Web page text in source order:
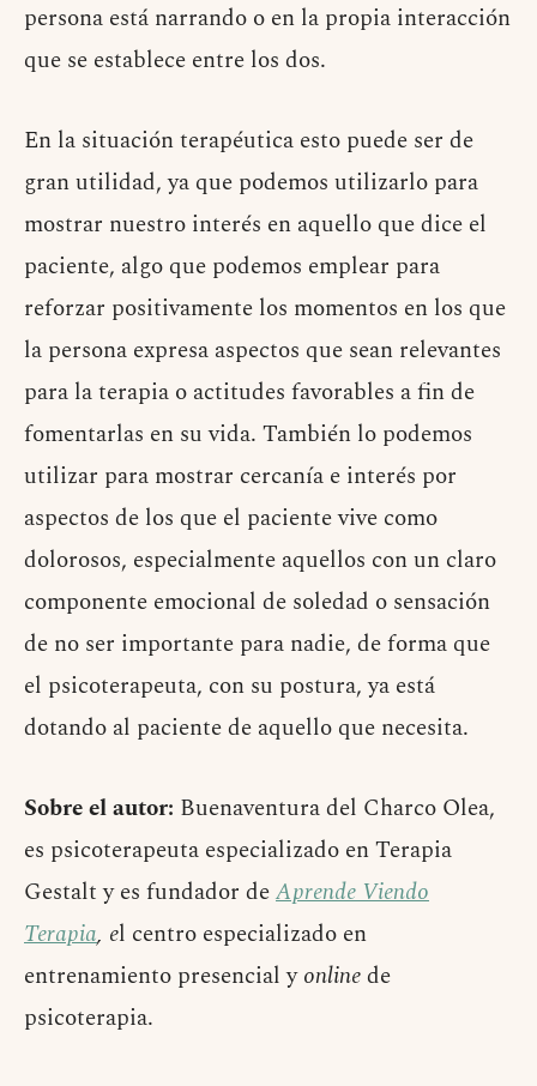
persona está narrando o en la propia interacción
que se establece entre los dos.
En la situación terapéutica esto puede ser de
gran utilidad, ya que podemos utilizarlo para
mostrar nuestro interés en aquello que dice el
paciente, algo que podemos emplear para
reforzar positivamente los momentos en los que
la persona expresa aspectos que sean relevantes
para la terapia o actitudes favorables a fin de
fomentarlas en su vida. También lo podemos
utilizar para mostrar cercanía e interés por
aspectos de los que el paciente vive como
dolorosos, especialmente aquellos con un claro
componente emocional de soledad o sensación
de no ser importante para nadie, de forma que
el psicoterapeuta, con su postura, ya está
dotando al paciente de aquello que necesita.
Sobre el autor: Buenaventura del Charco Olea,
es psicoterapeuta especializado en Terapia
Gestalt y es fundador deAprende Viendo
Terapia, el centro especializado en
entrenamiento presencial yonlinede
psicoterapia.